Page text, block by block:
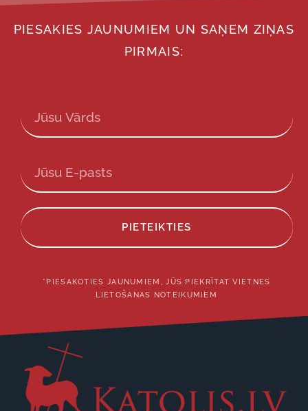
PIESAKIES JAUNUMIEM UN SAŅEM ZIŅAS
PIRMAIS:
PIETEIKTIES
*PIESAKOTIES JAUNUMIEM, JŪS PIEKRĪTAT VIETNES
LIETOŠANAS NOTEIKUMIEM